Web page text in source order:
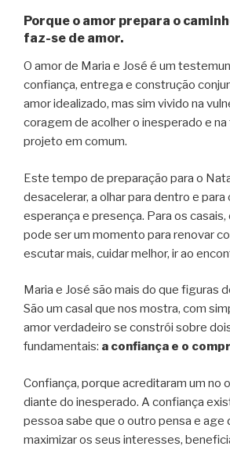
Porque o amor prepara o
faz-se de amor.
O amor de Maria e José é um
confiança, entrega e construção
amor idealizado, mas sim vivido na
coragem de acolher o inesperado e na
projeto em comum.
Este tempo de preparação para o
desacelerar, a olhar para dentro e para
esperança e presença. Para os casais,
pode ser um momento para renovar
escutar mais, cuidar melhor, ir ao
Maria e José são mais do que figuras
São um casal que nos mostra, com
amor verdadeiro se constrói sobre
fundamentais: a confiança e o
Confiança, porque acreditaram um no
diante do inesperado. A confiança
pessoa sabe que o outro pensa e age
maximizar os seus interesses,